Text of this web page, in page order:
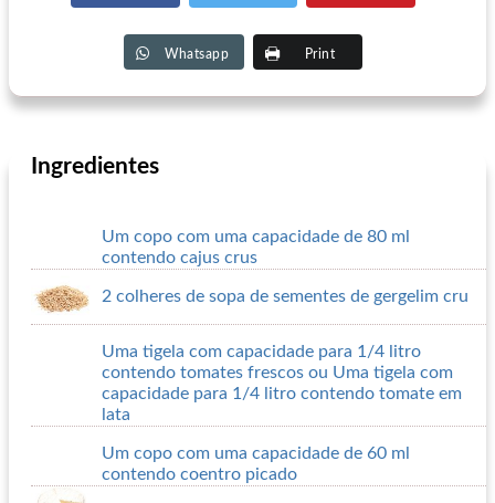
Whatsapp Print
Ingredientes
Um copo com uma capacidade de 80 ml
contendo cajus crus
2 colheres de sopa de sementes de gergelim cru
Uma tigela com capacidade para 1/4 litro
contendo tomates frescos ou Uma tigela com
capacidade para 1/4 litro contendo tomate em
lata
Um copo com uma capacidade de 60 ml
contendo coentro picado